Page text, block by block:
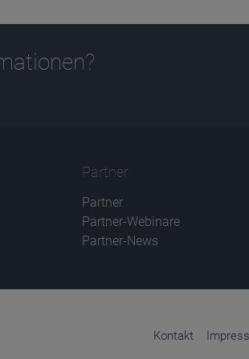
Partner
Partner
Partner-Webinare
Partner-News
Kontakt